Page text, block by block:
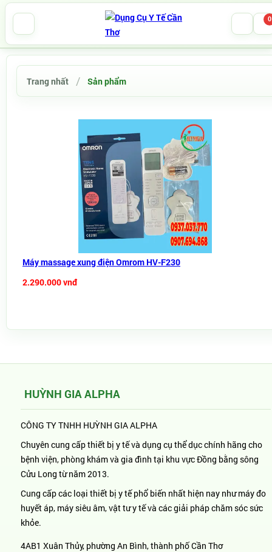
0
Trang nhất Sản phẩm
Máy massage xung điện Omrom HV-F230
2.290.000 vnđ
HUỲNH GIA ALPHA
CÔNG TY TNHH HUỲNH GIA ALPHA
Chuyên cung cấp thiết bị y tế và dụng cụ thể dục chính hãng cho
bệnh viện, phòng khám và gia đình tại khu vực Đồng bằng sông
Cửu Long từ năm 2013.
Cung cấp các loại thiết bị y tế phổ biến nhất hiện nay như máy đo
huyết áp, máy siêu âm, vật tư y tế và các giải pháp chăm sóc sức
khỏe.
4AB1 Xuân Thủy, phường An Bình, thành phố Cần Thơ